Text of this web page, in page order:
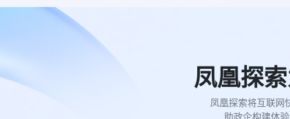
凤凰探
凤凰探索将互联网